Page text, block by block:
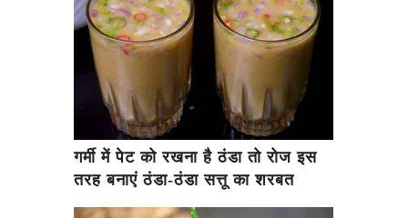
गर्मी में पेट को रखना है ठंडा तो रोज इस
तरह बनाएं ठंडा-ठंडा सत्तू का शरबत